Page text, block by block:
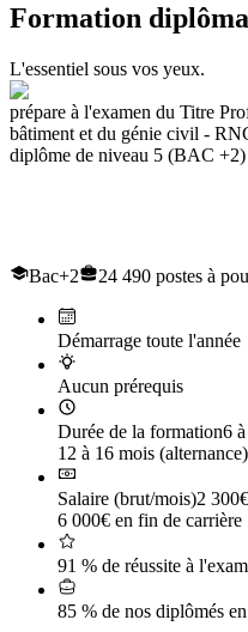
Formation
L'essentiel sous vos yeux.
prépare à l'examen du Titre
bâtiment et du génie civil -
diplôme de niveau 5 (BAC +2)
Bac+2 24 490 postes à
Démarrage toute l'année
Aucun prérequis
Durée de la formation6
12 à 16 mois (alternance)
Salaire (brut/mois)2
6 000€ en fin de carrière
91 % de réussite à
85 % de nos diplômés